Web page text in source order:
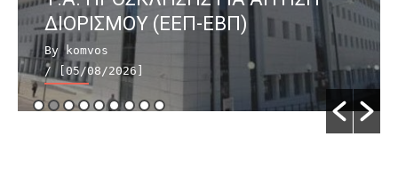
ΔΙΟΡΙΣΜΟΥ (ΕΕΠ-ΕΒΠ)
By komvos
/ [05/08/2026]